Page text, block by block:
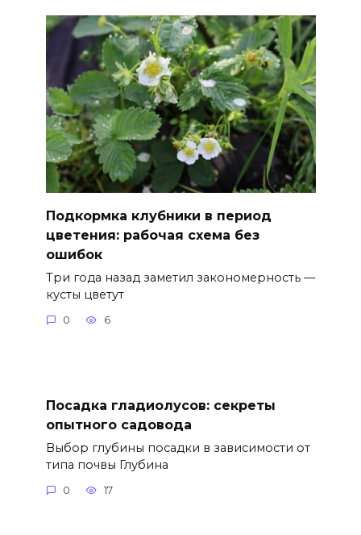
Подкормка клубники в период
цветения: рабочая схема без
ошибок
Три года назад заметил закономерность —
кусты цветут
0 6
Посадка гладиолусов: секреты
опытного садовода
Выбор глубины посадки в зависимости от
типа почвы Глубина
0 17